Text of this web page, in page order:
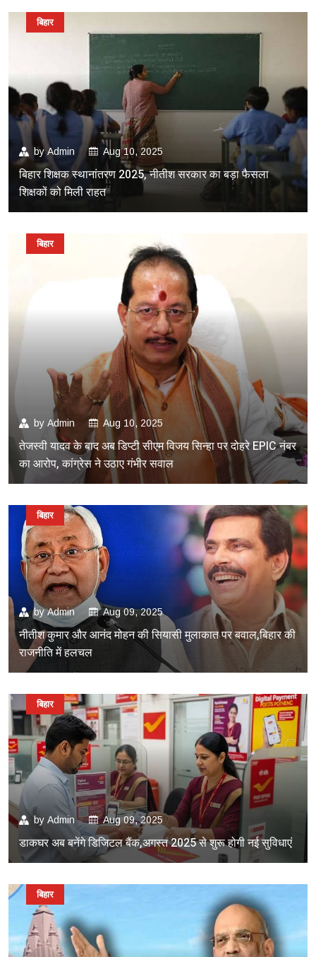
byAdmin Aug 10, 2025
बिहार शिक्षक स्थानांतरण 2025, नीतीश सरकार का बड़ा फैसला
शिक्षकों को मिली राहत
बिहार
by Admin Aug 10, 2025
तेजस्वी यादव के बाद अब डिप्टी सीएम विजय सिन्हा पर दोहरे EPIC नंबर
का आरोप, कांग्रेस ने उठाए गंभीर सवाल
बिहार
byAdmin Aug 09, 2025
नीतीश कुमार और आनंद मोहन की सियासी मुलाकात पर बवाल,बिहार की
राजनीति में हलचल
बिहार
by Admin Aug 09, 2025
डाकघर अब बनेंगे डिजिटल बैंक,अगस्त 2025 से शुरू होगी नई सुविधाएं
बिहार
बिहार